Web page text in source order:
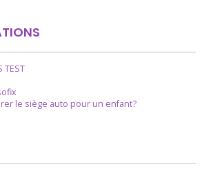
TEST
le siège auto pour un enfant?